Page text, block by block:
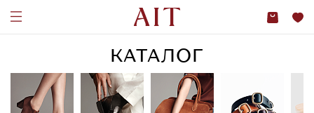
КАТАЛОГ